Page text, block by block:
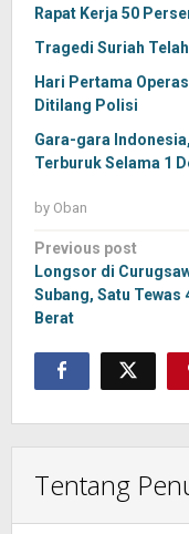
Rapat Kerja 50
Tragedi Suriah
Hari Pertama
Ditilang Polisi
Gara-gara
Terburuk Selama 1
by Oban
Post
navigation
Previous post
Longsor di
Subang, Satu Tewas
Berat
Tentang